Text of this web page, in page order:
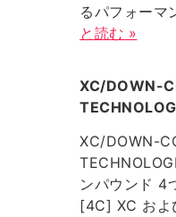
るパフォーマ
と読む »
XC/DOWN-
XC/DOWN-
ンパウンド 4
[4C] XC およ